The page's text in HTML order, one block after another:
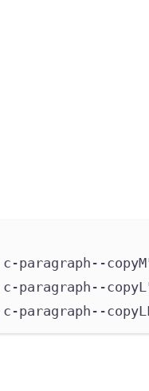
paragraph--copyM
paragraph--copyL
paragraph--